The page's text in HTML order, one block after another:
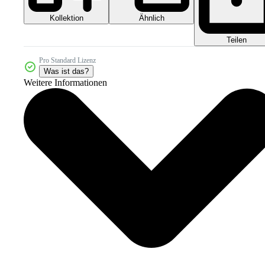
Kollektion Ähnlich
Teilen
Pro Standard Lizenz
Was ist das?
Weitere Informationen